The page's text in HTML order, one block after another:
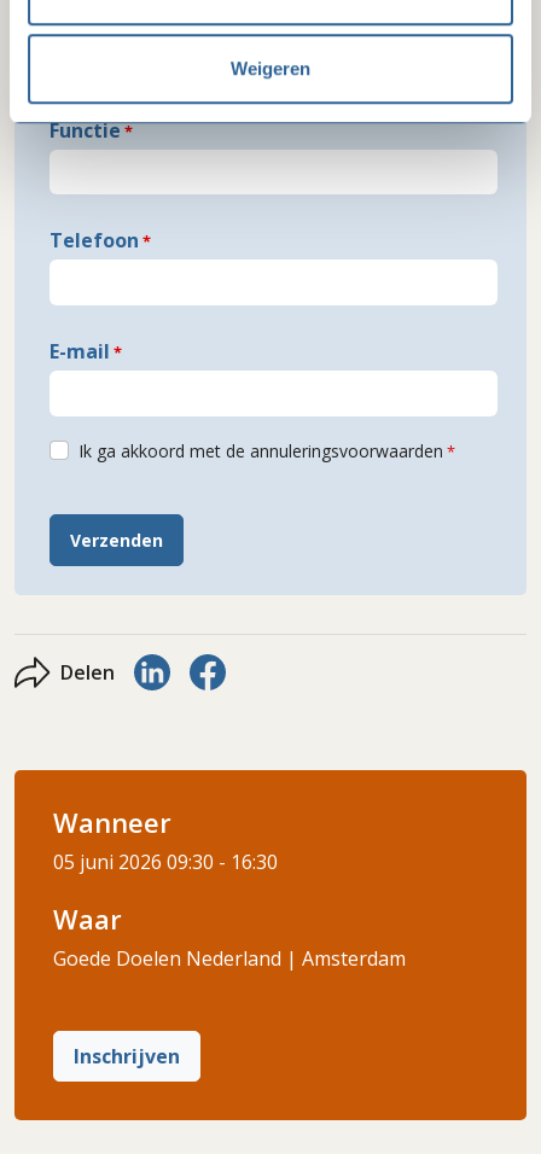
Weigeren
Organisatie
Functie
Telefoon
E-mail
Ik ga akkoord met de annuleringsvoorwaarden
Verzenden
Delen Delen via LinkedIn
Delen via Facebook
Wanneer
05 juni 2026 09:30 - 16:30
Waar
Goede Doelen Nederland | Amsterdam
Inschrijven